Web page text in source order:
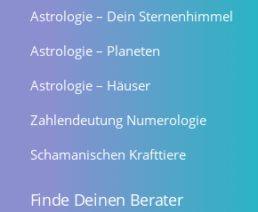
Astrologie – Dein Sternenhimmel
Astrologie – Planeten
Astrologie – Häuser
Zahlendeutung Numerologie
Schamanischen Krafttiere
Finde Deinen Berater